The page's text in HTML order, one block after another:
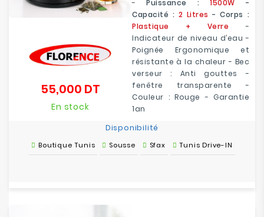
- Puissance :1500W -
Capacité : 2 Litres - Corps :
Plastique + Verre -
Indicateur de niveau d’eau -
Poignée Ergonomique et
résistante à la chaleur - Bec
verseur : Anti gouttes -
fenêtre transparente -
Couleur : Rouge - Garantie
1an
55,000 DT
En stock
Disponibilité
Boutique Tunis Sousse Sfax Tunis Drive-IN